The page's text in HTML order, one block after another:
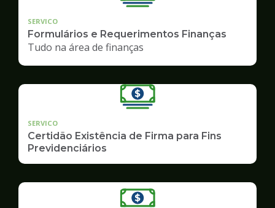
SERVICO
Formulários e Requerimentos Finanças
Tudo na área de finanças
SERVICO
Certidão Existência de Firma para Fins
Previdenciários